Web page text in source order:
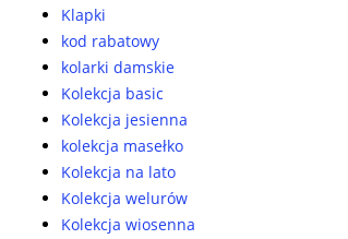
Klapki
kod rabatowy
kolarki damskie
Kolekcja basic
Kolekcja jesienna
kolekcja masełko
Kolekcja na lato
Kolekcja welurów
Kolekcja wiosenna